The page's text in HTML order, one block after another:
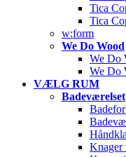
Tica
Tica
w:form
We Do Wood
We Do
We Do
VÆLG RUM
Badeværelset
Knager